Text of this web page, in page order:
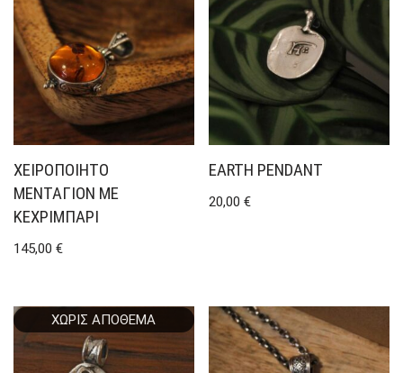
ΧΕΙΡΟΠΟΊΗΤΟ
ΜΕΝΤΑΓΙΌΝ ΜΕ
ΚΕΧΡΙΜΠΆΡΙ
145,00 €
EARTH PENDANT
20,00€
ΧΩΡΊΣ ΑΠΌΘΕΜΑ